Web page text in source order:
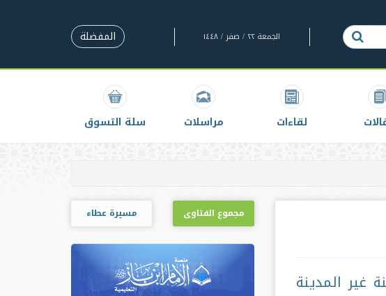
الجمعة ٢٢ / صفر / ١٤٤٨ المفضلة
لقاءات مراسلات سلة التسوق
غير المدينة
مجموع الفتاوى مسيرة عطاء